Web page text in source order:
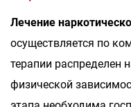
Лечение
осуществляется по
терапии распределен
физической